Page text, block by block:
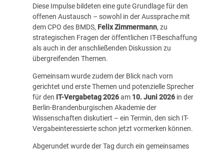
Diese Impulse bildeten eine gute Grundlage für den
offenen Austausch – sowohl in der Aussprache mit
dem CPO des BMDS, Felix Zimmermann, zu
strategischen Fragen der öffentlichen IT-Beschaffung
als auch in der anschließenden Diskussion zu
übergreifenden Themen.
Gemeinsam wurde zudem der Blick nach vorn
gerichtet und erste Themen und potenzielle Sprecher
für den IT-Vergabetag 2026am 10. Juni 2026in der
Berlin-Brandenburgischen Akademie der
Wissenschaften diskutiert – ein Termin, den sich IT-
Vergabeinteressierte schon jetzt vormerken können.
Abgerundet wurde der Tag durch ein gemeinsames